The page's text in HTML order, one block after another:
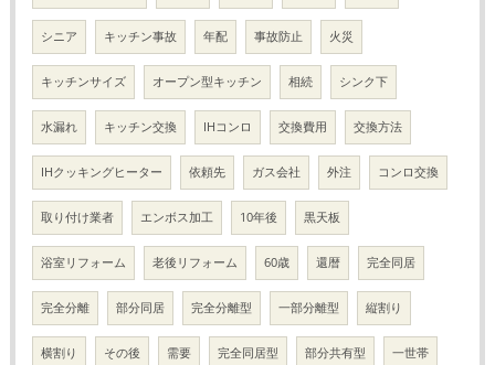
シニア キッチン事故 年配 事故防止 火災
キッチンサイズ オープン型キッチン 相続 シンク下
水漏れ キッチン交換 IHコンロ 交換費用 交換方法
IHクッキングヒーター 依頼先 ガス会社 外注 コンロ交換
取り付け業者 エンボス加工 10年後 黒天板
浴室リフォーム 老後リフォーム 60歳 還暦 完全同居
完全分離 部分同居 完全分離型 一部分離型 縦割り
横割り その後 需要 完全同居型 部分共有型 一世帯